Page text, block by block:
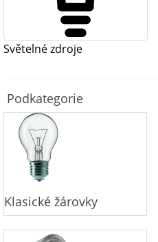
Světelné zdroje
Podkategorie
Klasické žárovky